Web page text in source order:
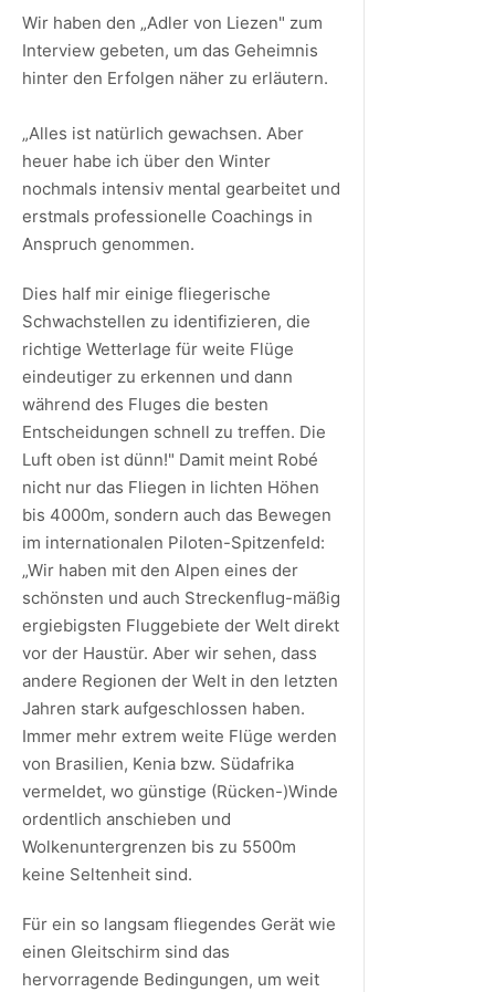
Wir haben den „Adler von Liezen" zum
Interview gebeten, um das Geheimnis
hinter den Erfolgen näher zu erläutern.
„Alles ist natürlich gewachsen. Aber
heuer habe ich über den Winter
nochmals intensiv mental gearbeitet und
erstmals professionelle Coachings in
Anspruch genommen.
Dies half mir einige fliegerische
Schwachstellen zu identifizieren, die
richtige Wetterlage für weite Flüge
eindeutiger zu erkennen und dann
während des Fluges die besten
Entscheidungen schnell zu treffen. Die
Luft oben ist dünn!" Damit meint Robé
nicht nur das Fliegen in lichten Höhen
bis 4000m, sondern auch das Bewegen
im internationalen Piloten-Spitzenfeld:
„Wir haben mit den Alpen eines der
schönsten und auch Streckenflug-mäßig
ergiebigsten Fluggebiete der Welt direkt
vor der Haustür. Aber wir sehen, dass
andere Regionen der Welt in den letzten
Jahren stark aufgeschlossen haben.
Immer mehr extrem weite Flüge werden
von Brasilien, Kenia bzw. Südafrika
vermeldet, wo günstige (Rücken-)Winde
ordentlich anschieben und
Wolkenuntergrenzen bis zu 5500m
keine Seltenheit sind.
Für ein so langsam fliegendes Gerät wie
einen Gleitschirm sind das
hervorragende Bedingungen, um weit